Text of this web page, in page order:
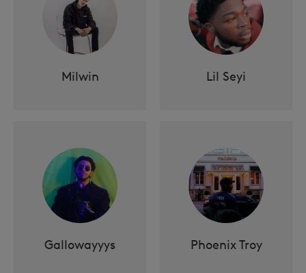
Milwin Lil Seyi
Gallowayyys Phoenix Troy